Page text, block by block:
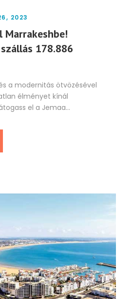
2023
Marrakeshbe!
178.886
a modernitás ötvözésével
élményet kínál
el a Jemaa...